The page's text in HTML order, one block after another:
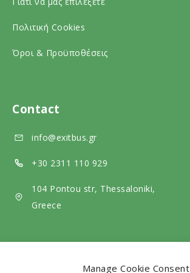
Manage Cookie Consent
a
l
m
i
i
a
l
d
a
o
c
i
m
d
i
a
Πολιτική Cookies
Όροι & Προϋποθέσεις
Contact
info@exitbus.gr
+30 2311 110 929
104 Pontou str, Thessaloniki,
Greece